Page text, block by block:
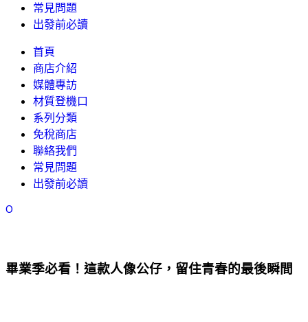
常見問題
出發前必讀
首頁
商店介紹
媒體專訪
材質登機口
系列分類
免稅商店
聯絡我們
常見問題
出發前必讀
0
畢業季必看！這款人像公仔，留住青春的最後瞬間